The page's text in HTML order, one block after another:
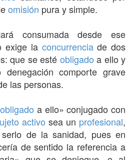
omisión pura y simple.
consumada desde ese
exige la concurrenciade dos
que se esté obligado a ello y
denegación comporte grave
las personas.
obligado a ello» conjugado con
activo sea un profesional,
de la sanidad, pues en
de sentido la referencia a